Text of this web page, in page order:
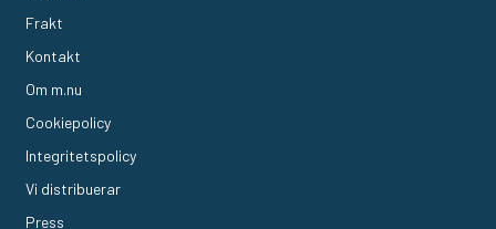
Frakt
Kontakt
Om m.nu
Cookiepolicy
Integritetspolicy
Vi distribuerar
Press